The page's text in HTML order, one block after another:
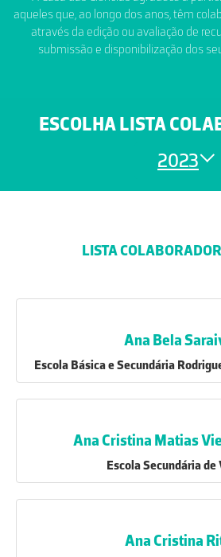
aqueles que, ao longo dos anos, têm
através da edição ou avaliação de
submissão e disponibilização dos
ESCOLHA LISTA
2023
LISTA
Ana Bela
Escola Básica e Secundária
Ana Cristina Matias
Escola Secundária de
Ana Cristina